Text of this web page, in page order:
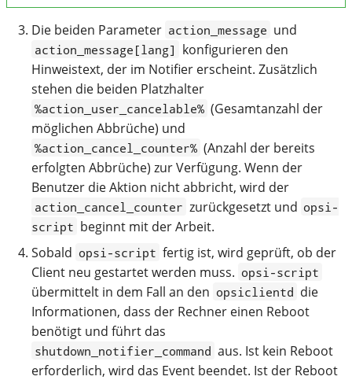
Die beiden Parameter action_message und
action_message[lang] konfigurieren den
Hinweistext, der im Notifier erscheint. Zusätzlich
stehen die beiden Platzhalter
%action_user_cancelable% (Gesamtanzahl der
möglichen Abbrüche) und
%action_cancel_counter% (Anzahl der bereits
erfolgten Abbrüche) zur Verfügung. Wenn der
Benutzer die Aktion nicht abbricht, wird der
action_cancel_counter zurückgesetzt und opsi-
script beginnt mit der Arbeit.
Sobald opsi-script fertig ist, wird geprüft, ob der
Client neu gestartet werden muss. opsi-script
übermittelt in dem Fall an den opsiclientd die
Informationen, dass der Rechner einen Reboot
benötigt und führt das
shutdown_notifier_command aus. Ist kein Reboot
erforderlich, wird das Event beendet. Ist der Reboot